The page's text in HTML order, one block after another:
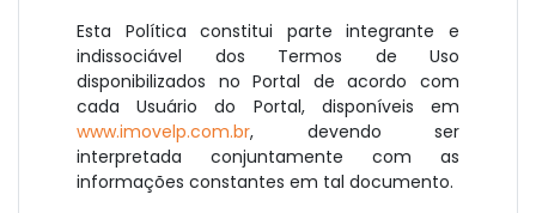
Esta Política constitui parte integrante e
indissociável dos Termos de Uso
disponibilizados no Portal de acordo com
cada Usuário do Portal, disponíveis em
www.imovelp.com.br, devendo ser
interpretada conjuntamente com as
informações constantes em tal documento.